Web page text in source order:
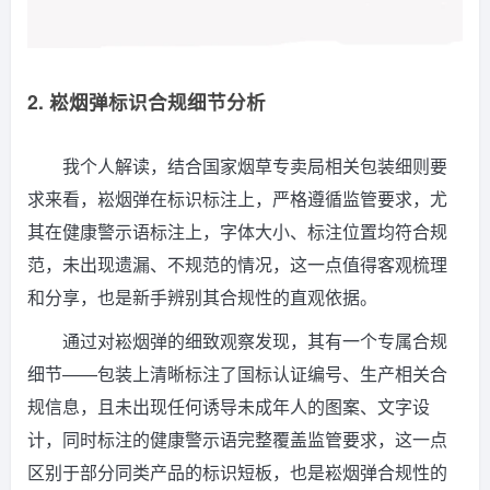
2. 崧烟弹标识合规细节分析
我个人解读，结合国家烟草专卖局相关包装细则要
求来看，崧烟弹在标识标注上，严格遵循监管要求，尤
其在健康警示语标注上，字体大小、标注位置均符合规
范，未出现遗漏、不规范的情况，这一点值得客观梳理
和分享，也是新手辨别其合规性的直观依据。
通过对崧烟弹的细致观察发现，其有一个专属合规
细节——包装上清晰标注了国标认证编号、生产相关合
规信息，且未出现任何诱导未成年人的图案、文字设
计，同时标注的健康警示语完整覆盖监管要求，这一点
区别于部分同类产品的标识短板，也是崧烟弹合规性的